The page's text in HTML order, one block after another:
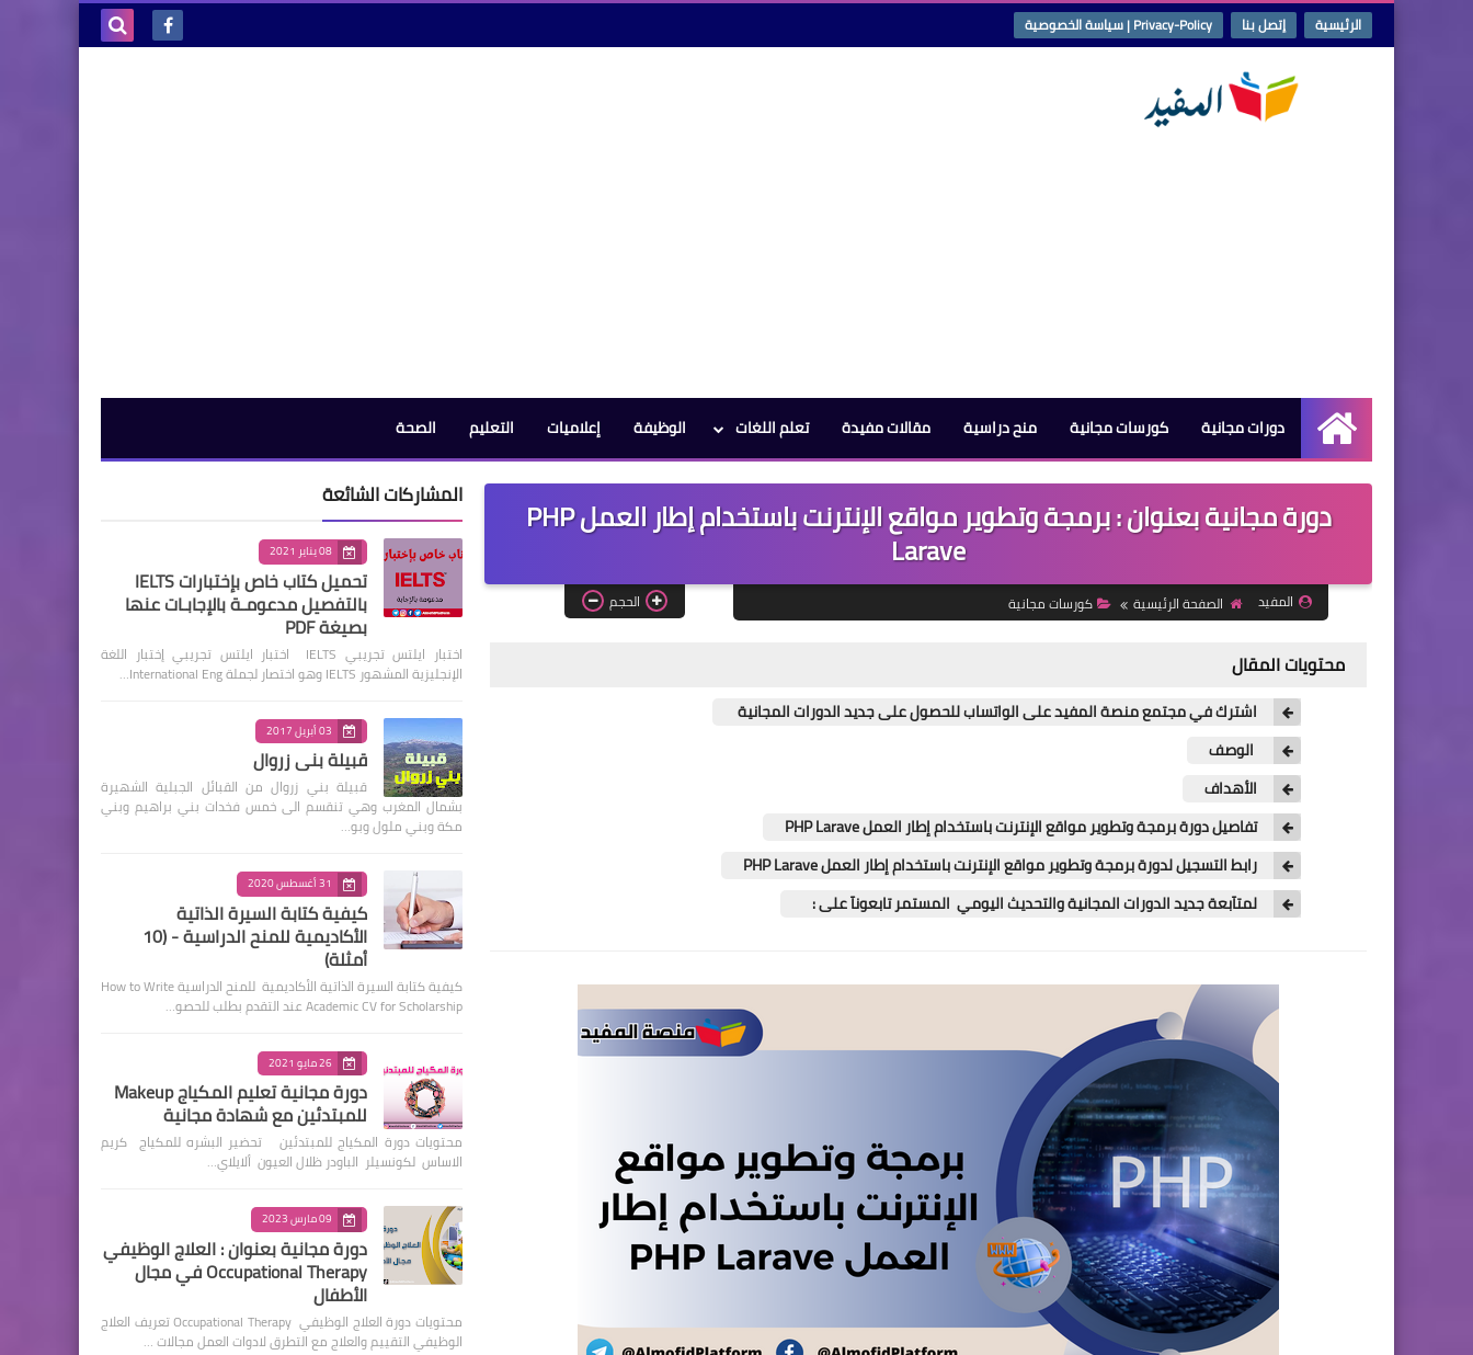
الرئيسية إتصل بنا Privacy-Policy | سياسة الخصوصية
الرئيسية
دورات مجانية كورسات مجانية منح دراسية مقالات مفيدة تعلم اللغات الوظيفة إعلاميات التعليم الصحة
دورة مجانية بعنوان : برمجة وتطوير مواقع الإنترنت باستخدام إطار العمل PHP
Larave
المفيد الصفحة الرئيسية كورسات مجانية الحجم
محتويات المقال
اشترك في مجتمع منصة المفيد على الواتساب للحصول على جديد الدورات المجانية
الوصف
الأهداف
تفاصيل دورة برمجة وتطوير مواقع الإنترنت باستخدام إطار العمل PHP Larave
رابط التسجيل لدورة برمجة وتطوير مواقع الإنترنت باستخدام إطار العمل PHP Larave
لمتآبعة جديد الدورات المجانية والتحديث اليومي المستمر تابعونآ على :
المشاركات الشائعة
08 يناير 2021
تحميل كتاب خاص بإختبارات IELTS
بالتفصيل مدعومـة بالإجابـات عنها
بصيغة PDF
اختبار ايلتس تجريبي IELTS اختبار ايلتس تجريبي إختبار اللغة
الإنجليزية المشهور IELTS وهو اختصار لجملة International Eng…
03 أبريل 2017
قبيلة بني زروال
قبيلة بني زروال من القبائل الجبلية الشهيرة
بشمال المغرب وهي تنقسم الى خمس فخدات بني براهيم وبني
مكة وبني ملول وبو…
31 أغسطس 2020
كيفية كتابة السيرة الذاتية
الأكاديمية للمنح الدراسية - (10
أمثلة)
كيفية كتابة السيرة الذاتية الأكاديمية للمنح الدراسية How to Write
Academic CV for Scholarship عند التقدم بطلب للحصو…
26 مايو 2021
دورة مجانية تعليم المكياج Makeup
للمبتدئين مع شهادة مجانية
محتويات دورة المكياج للمبتدئين تحضير البشره للمكياج كريم
الاساس لكونسيلر الباودر ظلال العيون ألايلاي…
09 مارس 2023
دورة مجانية بعنوان : العلاج الوظيفي
Occupational Therapy في مجال
الأطفال
محتويات دورة العلاج الوظيفي Occupational Therapy تعريف العلاج
الوظيفي التقييم والعلاج مع التطرق لادوات العمل مجالات …